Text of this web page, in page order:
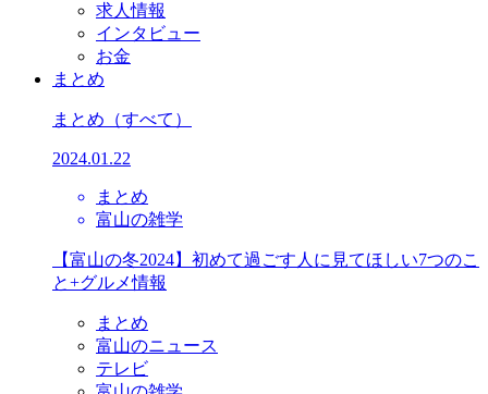
求人情報
インタビュー
お金
まとめ
まとめ （すべて）
2024.01.22
まとめ
富山の雑学
【富山の冬2024】初めて過ごす人に見てほしい7つのこ
と+グルメ情報
まとめ
富山のニュース
テレビ